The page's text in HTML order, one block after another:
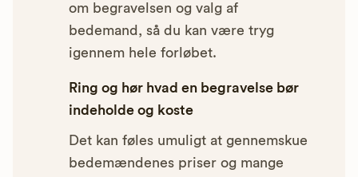
om begravelsen og valg af
bedemand, så du kan være tryg
igennem hele forløbet.
Ring og hør hvad en begravelse bør
indeholde og koste
Det kan føles umuligt at gennemskue
bedemændenes priser og mange